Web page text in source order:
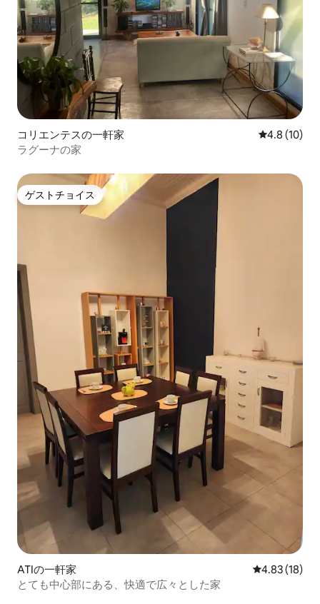
コリエンテスの一軒家 レビュー10
4.8 (10)
ラグーナの家
ゲストチョイス
ゲストチョイス
ATIの一軒家 レビュー18
4.83 (18)
とても中心部にある、快適で広々とした家